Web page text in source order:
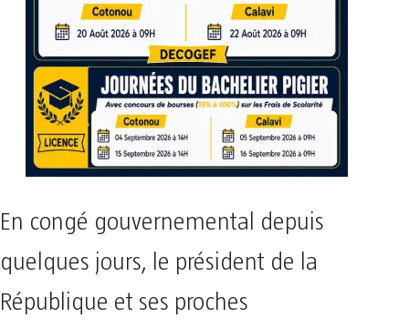
En congé gouvernemental depuis
quelques jours, le président de la
République et ses proches